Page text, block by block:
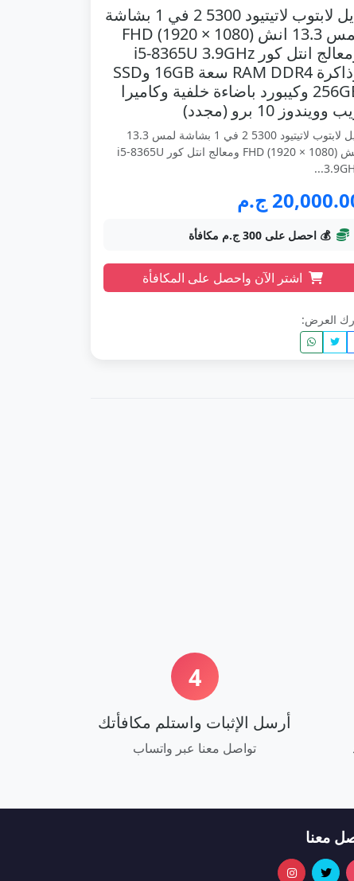
ديل لابتوب لاتيتيود 5300 2 في 1 بشاشة
لمس 13.3 انش FHD (1920 × 1080)
ومعالج انتل كور i5-8365U 3.9GHz
وذاكرة RAM DDR4 سعة 16GB وSSD
256GB وكيبورد باضاءة خلفية وكاميرا
وويندوز 10 برو (مجدد)
ديل لابتوب لاتيتيود 5300 2 في 1 بشاشة لمس 13.3
انش FHD (1920 × 1080) ومعالج انتل كور i5-8365U
ج.م
💰 احصل على 300 ج.م مكافأة
اشتر الآن واحصل على المكافأة
العرض:
4
أرسل الإثبات واستلم مكافأتك
تواصل معنا عبر واتساب
معنا